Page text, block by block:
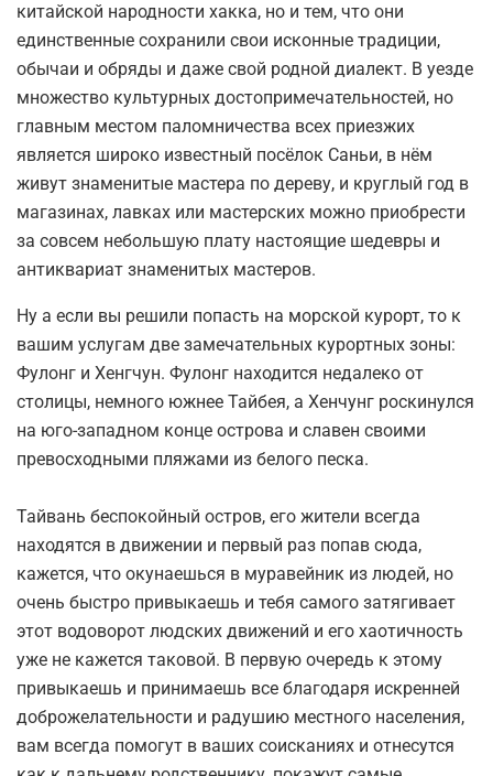
китайской народности хакка, но и тем, что они
единственные сохранили свои исконные традиции,
обычаи и обряды и даже свой родной диалект. В уезде
множество культурных достопримечательностей, но
главным местом паломничества всех приезжих
является широко известный посёлок Саньи, в нём
живут знаменитые мастера по дереву, и круглый год в
магазинах, лавках или мастерских можно приобрести
за совсем небольшую плату настоящие шедевры и
антиквариат знаменитых мастеров.
Ну а если вы решили попасть на морской курорт, то к
вашим услугам две замечательных курортных зоны:
Фулонг и Хенгчун. Фулонг находится недалеко от
столицы, немного южнее Тайбея, а Хенчунг роскинулся
на юго-западном конце острова и славен своими
превосходными пляжами из белого песка.
Тайвань беспокойный остров, его жители всегда
находятся в движении и первый раз попав сюда,
кажется, что окунаешься в муравейник из людей, но
очень быстро привыкаешь и тебя самого затягивает
этот водоворот людских движений и его хаотичность
уже не кажется таковой. В первую очередь к этому
привыкаешь и принимаешь все благодаря искренней
доброжелательности и радушию местного населения,
вам всегда помогут в ваших соисканиях и отнесутся